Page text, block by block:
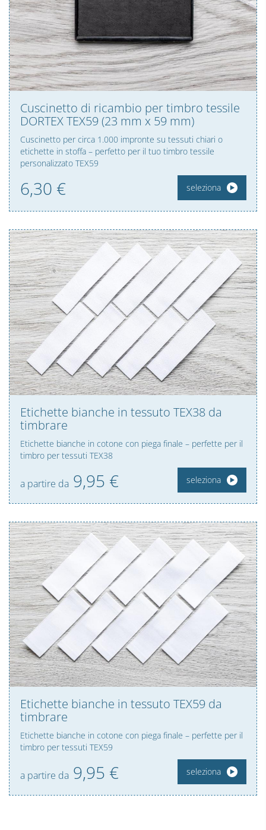
Cuscinetto di ricambio per timbro tessile
DORTEX TEX59 (23 mm x 59 mm)
Cuscinetto per circa 1.000 impronte su tessuti chiari o
etichette in stoffa – perfetto per il tuo timbro tessile
personalizzato TEX59
6,30 € seleziona
Etichette bianche in tessuto TEX38 da
timbrare
Etichette bianche in cotone con piega finale – perfette per il
timbro per tessuti TEX38
a partire da 9,95 € seleziona
Etichette bianche in tessuto TEX59 da
timbrare
Etichette bianche in cotone con piega finale – perfette per il
timbro per tessuti TEX59
a partire da 9,95 € seleziona